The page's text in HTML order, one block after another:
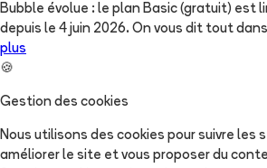
Bubble évolue : le plan Basic (gratuit) est
depuis le 4 juin 2026. On vous dit tout
plus
🍪
Gestion des cookies
Nous utilisons des cookies pour suivre les
améliorer le site et vous proposer du